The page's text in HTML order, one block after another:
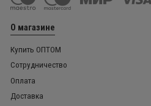
О магазине
Купить ОПТОМ
Сотрудничество
Оплата
Доставка